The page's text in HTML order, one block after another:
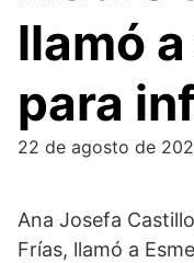
llamó
para
22 de agosto de
Ana Josefa
Frías, llamó a